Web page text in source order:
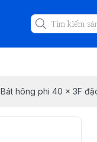
Bát hông phi 40 x 3F